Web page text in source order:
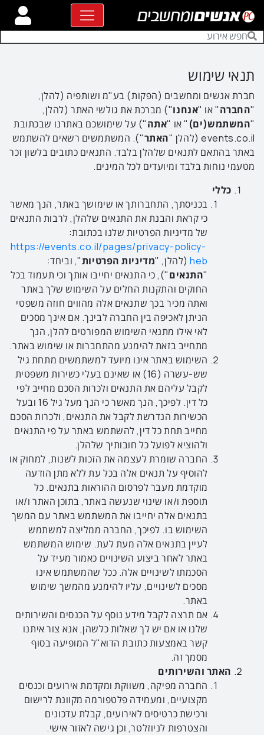
תנאי שימוש
חברת אנשים ומחשבים (הפקות) בע"מ ושותפיה (להלן,
"החברה" או "אנחנו") מברכת את גולשי האתר (להלן,
"המשתמש(ים) " או "אתה") על שימושכם באתרנו שבכתובת
events.co.il (להלן "
האתר"). המשתמשים רשאים להשתמש
באתר בהתאם לתנאים שלהלן בלבד. התנאים כתובים בלשון זכר
מטעמי נוחות בלבד ומיועדים לכל המינים.
כללי
בכניסתך, התחברותך או שימושך באתר, הנך מאשר
כי קראת והבנת את התנאים שלהלן, לרבות התנאים
של מדיניות הפרטיות שלנו בכתובת:
https://events.co.il/pages/privacy-policy-
heb(להלן, "מדיניות הפרטיות", וביחד:
"התנאים"), כי התנאים יחייבו אותך וכי תעמוד בכל
החוקים והתקנות החלים על השימוש שלך באתר
ואתה מכיר בכך שתנאים אלה מהווים חוזה משפטי
הניתן לאכיפה בין החברה לבינך. אם אינך מסכים
לאי אילו מתנאי השימוש המפורטים להלן, הנך
מתחייב בזאת להימנע מהתחברות או שימוש באתר.
השימוש באתר אינו מיועד למשתמשים מתחת גיל
שש-עשרה (16) או שאינם בעלי כשירות משפטית
לקבל עליהם את התנאים ולכרות הסכם מחייב לפי
כל דין. לפיכך, הנך מאשר כי הנך מעל גיל 16 ובעל
הכשירות הנדרשת לקבל את התנאים, ולכרות הסכם
מחייב תחת כל דין, להשתמש באתר על פי התנאים
ולהוציא לפועל כל חובותיך שלהלן.
החברה שומרת לעצמה את הזכות לשנות, למחוק או
להוסיף על תנאים אלה בכל עת ללא מתן הודעה
מוקדמת מעבר לפרסום ההוראות בתנאים. כל
תוספת ו/או שינוי שנעשה באתר, בתוכן האתר ו/או
בתנאים אלה יחייבו את המשתמש באתר עם המשך
השימוש בו. לפיכך, החברה ממליצה למשתמש
לעיין בתנאים אלה מעת לעת. שימוש המשתמש
באתר לאחר ביצוע השינויים כאמור מעיד על
הסכמתו לשינויים אלה. ככל שהמשתמש אינו
מסכים לשינויים, עליו להימנע מהמשך שימוש
באתר.
אם תרצה לקבל מידע נוסף על הכנסים והשירותים
שלנו או אם יש לך שאלות כלשהן, אנא צור איתנו
קשר באמצעות כתובת הדוא"ל המופיעה בסוף
מסמך זה.
האתר והשירותים
החברה מפיקה, משווקת ומקדמת אירועים וכנסים
מקצועיים, ומעמידה פלטפורמה מקוונת לרישום
ורכישת כרטיסים לאירועים, קבלת עדכונים
והצטרפות לניוזלטר, וכן גישה לאזור אישי.